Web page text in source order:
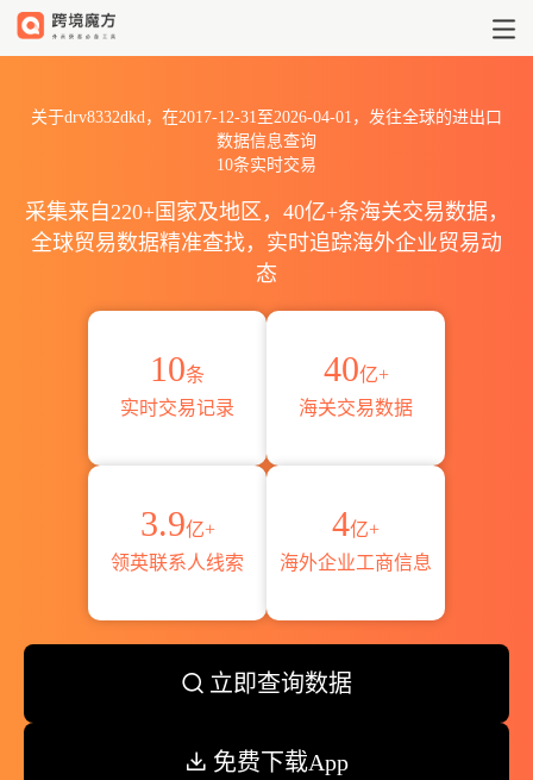
关于drv8332dkd，在2017-12-31至2026-04-01，发往全球的进出口
数据信息查询
10条实时交易
采集来自220+国家及地区，40亿+条海关交易数据，
全球贸易数据精准查找，实时追踪海外企业贸易动
态
10条
实时交易记录
40亿+
海关交易数据
3.9亿+
领英联系人线索
4亿+
海外企业工商信息
立即查询数据
免费下载App